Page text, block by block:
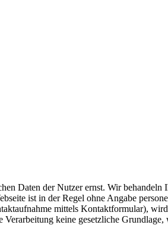
Daten der Nutzer ernst. Wir
ist in der Regel ohne Angabe
mittels Kontaktformular),
Verarbeitung keine gesetzliche